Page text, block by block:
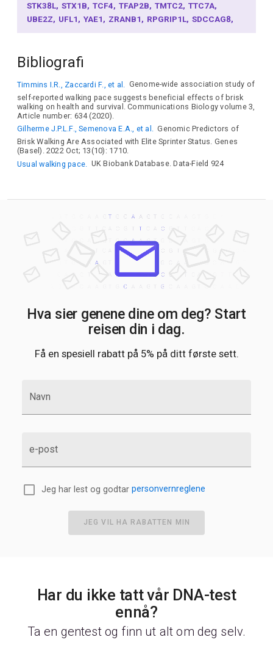
STK38L STX1B TCF4 TFAP2B TMTC2 TTC7A
UBE2Z UFL1 YAE1 ZRANB1 RPGRIP1L SDCCAG8
SFMBT1 SGF29 SKIDA1 SLBP
Bibliografi
Timmins I.R., Zaccardi F., et al.
Genome-wide association study of
self-reported walking pace suggests beneficial effects of brisk
walking on health and survival. Communications Biology volume 3,
Article number: 634 (2020).
Gilherme J.P.L.F., Semenova E.A., et al. Genomic Predictors of
Brisk Walking Are Associated with Elite Sprinter Status. Genes
(Basel). 2022 Oct; 13(10): 1710.
Usual walking pace.
UK Biobank Database. Data-Field 924
Hva sier genene dine om deg? Start
reisen din i dag.
Få en spesiell rabatt på 5% på ditt første sett.
Navn
e-post
Jeg har lest og godtar personvernreglene
JEG VIL HA RABATTEN MIN
Har du ikke tatt vår DNA-test
ennå?
Ta en gentest og finn ut alt om deg selv.